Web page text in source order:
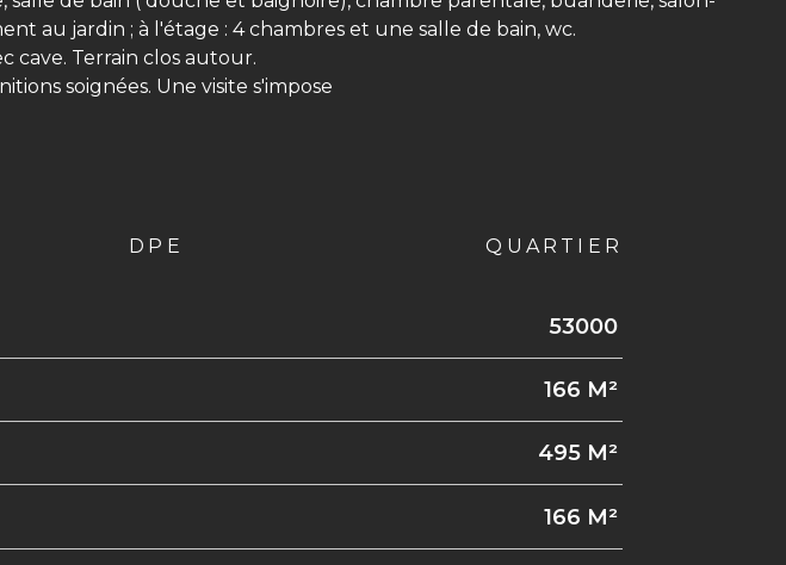
au jardin ; à l'étage : 4 chambres et une salle de bain, wc.
cave. Terrain clos autour.
soignées. Une visite s'impose
DPE QUARTIER
53000
166 M²
495 M²
166 M²